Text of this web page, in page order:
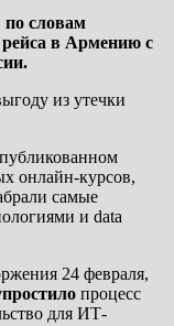
по словам
в Армению с
из утечки
онлайн-курсов,
самые
и data
24 февраля,
процесс
для ИТ-